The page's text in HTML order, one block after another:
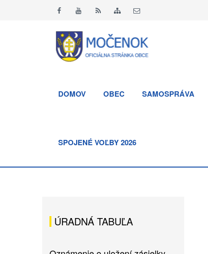
DOMOV OBEC SAMOSPRÁVA
SPOJENÉ VOĽBY 2026
ÚRADNÁ TABUĽA